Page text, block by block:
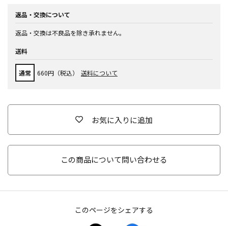
返品・交換について
返品・交換は不良品を除き承れません。
送料
通常 660円（税込） 送料について
お気に入りに追加
この商品について問い合わせる
このページをシェアする